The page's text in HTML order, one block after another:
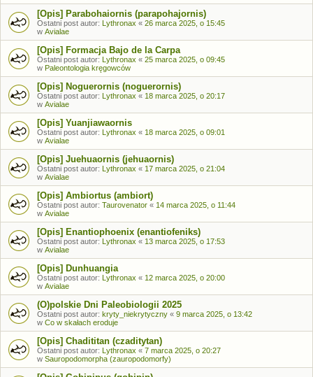
[Opis] Parabohaiornis (parapohajornis)
Ostatni post autor: Lythronax « 26 marca 2025, o 15:45
w Avialae
[Opis] Formacja Bajo de la Carpa
Ostatni post autor: Lythronax « 25 marca 2025, o 09:45
w Paleontologia kręgowców
[Opis] Noguerornis (noguerornis)
Ostatni post autor: Lythronax « 18 marca 2025, o 20:17
w Avialae
[Opis] Yuanjiawaornis
Ostatni post autor: Lythronax « 18 marca 2025, o 09:01
w Avialae
[Opis] Juehuaornis (jehuaornis)
Ostatni post autor: Lythronax « 17 marca 2025, o 21:04
w Avialae
[Opis] Ambiortus (ambiort)
Ostatni post autor: Taurovenator « 14 marca 2025, o 11:44
w Avialae
[Opis] Enantiophoenix (enantiofeniks)
Ostatni post autor: Lythronax « 13 marca 2025, o 17:53
w Avialae
[Opis] Dunhuangia
Ostatni post autor: Lythronax « 12 marca 2025, o 20:00
w Avialae
(O)polskie Dni Paleobiologii 2025
Ostatni post autor: kryty_niekrytyczny « 9 marca 2025, o 13:42
w Co w skałach eroduje
[Opis] Chadititan (czaditytan)
Ostatni post autor: Lythronax « 7 marca 2025, o 20:27
w Sauropodomorpha (zauropodomorfy)